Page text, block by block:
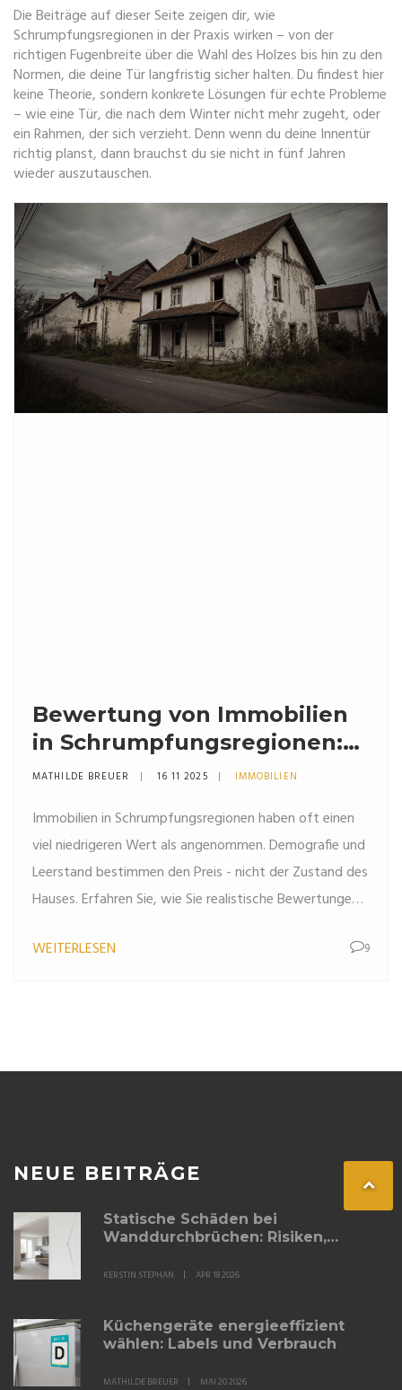
Die Beiträge auf dieser Seite zeigen dir, wie
Schrumpfungsregionen in der Praxis wirken – von der
richtigen Fugenbreite über die Wahl des Holzes bis hin zu den
Normen, die deine Tür langfristig sicher halten. Du findest hier
keine Theorie, sondern konkrete Lösungen für echte Probleme
– wie eine Tür, die nach dem Winter nicht mehr zugeht, oder
ein Rahmen, der sich verzieht. Denn wenn du deine Innentür
richtig planst, dann brauchst du sie nicht in fünf Jahren
wieder auszutauschen.
Bewertung von Immobilien
in Schrumpfungsregionen:
So berücksichtigen Sie
richtig
MATHILDE BREUER 16 11 2025 IMMOBILIEN
Immobilien in Schrumpfungsregionen haben oft einen
viel niedrigeren Wert als angenommen. Demografie und
Leerstand bestimmen den Preis - nicht der Zustand des
Hauses. Erfahren Sie, wie Sie realistische Bewertungen
WEITERLESEN
9
NEUE BEITRÄGE
Statische Schäden bei
Wanddurchbrüchen: Risiken,
KERSTIN STEPHAN APR 18 2026
Küchengeräte energieeffizient
wählen: Labels und Verbrauch
MATHILDE BREUER MAI 20 2026